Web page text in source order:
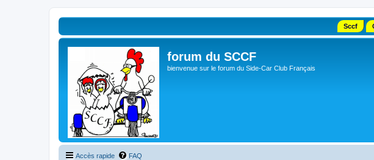
Sccf
forum du SCCF
bienvenue sur le forum du Side-Car Club Français
Accès rapide FAQ